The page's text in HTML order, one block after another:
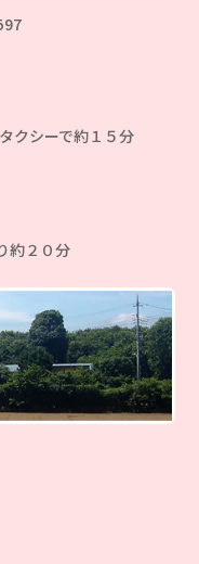
クシーで約１５分
約２０分